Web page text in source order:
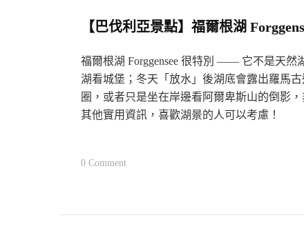
【巴伐利亞景點】福爾根湖
福爾根湖 Forggensee 很特別 —— 它不是天
湖看城堡；冬天「放水」後湖底會露出羅馬
圈，或者只是坐在岸邊看阿爾卑斯山的倒影
其他實用資訊，喜歡湖景的人可以考慮！
0 CommentOn